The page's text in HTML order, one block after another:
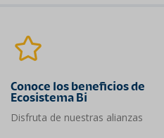
Conoce los beneficios de
Ecosistema Bi
Disfruta de nuestras alianzas